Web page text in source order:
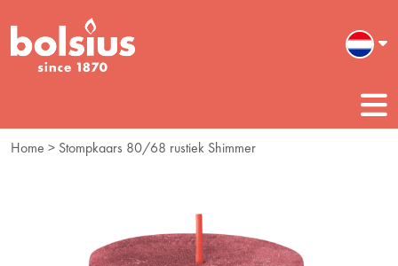
Home > Stompkaars 80/68 rustiek Shimmer